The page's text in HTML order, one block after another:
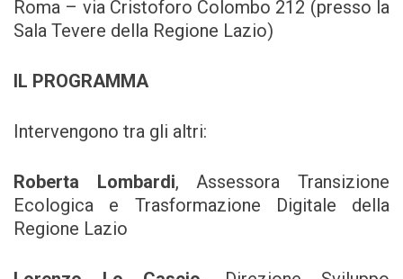
Roma – via Cristoforo Colombo 212 (presso la
Sala Tevere della Regione Lazio)
IL PROGRAMMA
Intervengono tra gli altri:
Roberta Lombardi, Assessora Transizione
Ecologica e Trasformazione Digitale della
Regione Lazio